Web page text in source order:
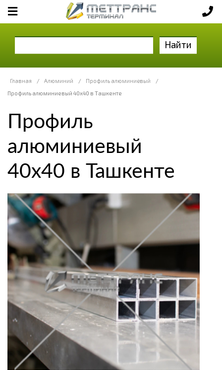
Найти
Главная / Алюминий / Профиль алюминиевый
/
Профиль алюминиевый 40х40 в Ташкенте
Профиль
алюминиевый
40х40 в Ташкенте